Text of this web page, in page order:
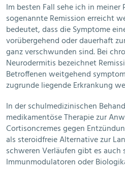
Im besten Fall sehe ich in meiner
sogenannte Remission erreicht
bedeutet, dass die Symptome
vorübergehend oder dauerhaft
ganz verschwunden sind. Bei
Neurodermitis bezeichnet
Betroffenen weitgehend
zugrunde liegende Erkrankung
In der schulmedizinischen
medikamentöse Therapie zur
Cortisoncremes gegen
als steroidfreie Alternative zur
schweren Verläufen gibt es
Immunmodulatoren oder